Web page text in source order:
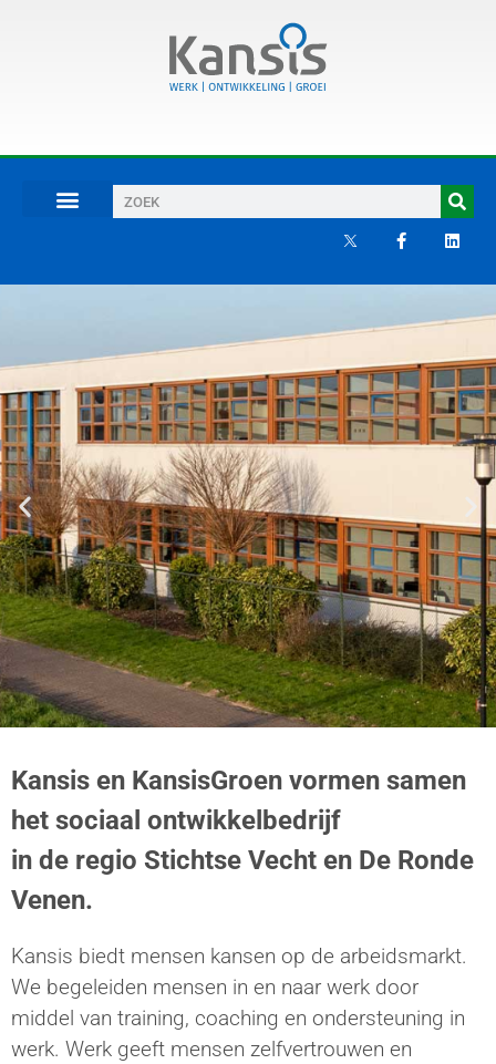
Kansis. Dat
werkt beter!
Kansis en KansisGroen vormen samen
het sociaal ontwikkelbedrijf
in de regio Stichtse Vecht en De Ronde
Venen.
Kansis biedt mensen kansen op de arbeidsmarkt.
We begeleiden mensen in en naar werk door
middel van training, coaching en ondersteuning in
werk. Werk geeft mensen zelfvertrouwen en